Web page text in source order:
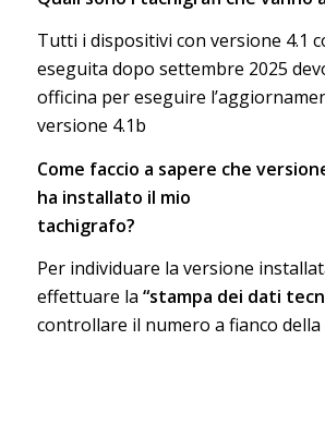
Tutti i dispositivi con versione 4.1
eseguita dopo settembre 2025
officina per eseguire
versione 4.1b
Come faccio a sapere che
ha installato il mio
tachigrafo?
Per individuare la versione
effettuare la “stampa dei dati
controllare il numero a fianco